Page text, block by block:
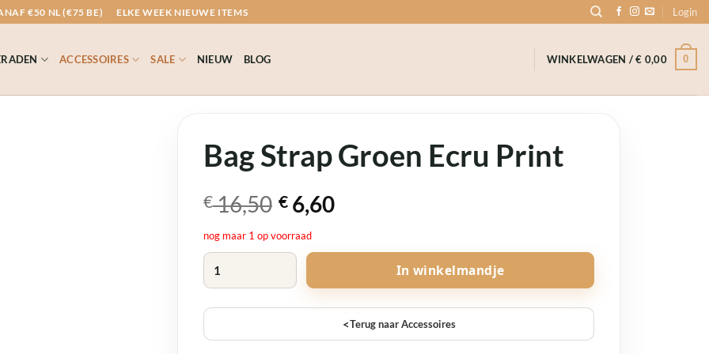
€50 NL (€75 BE) ELKE WEEK NIEUWE ITEMS Login
ACCESSOIRES SALE NIEUW BLOG WINKELWAGEN /€ 0,00 0
Bag Strap Groen Ecru Print
€16,50
Oorspronkelijke
was:
€ 16,50.
€ 6,60
Huidige
is:
€ 6,60.
nog maar 1 op voorraad
Bag Strap Groen Ecru Print aantal
In winkelmandje
<Terug naar Accessoires